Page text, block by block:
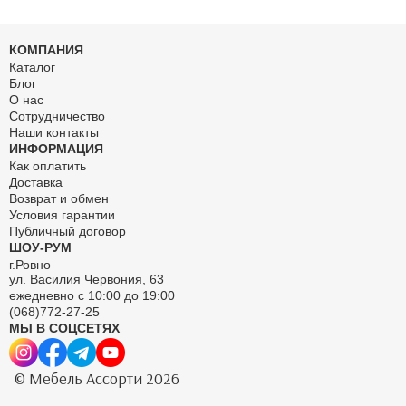
КОМПАНИЯ
Каталог
Блог
О нас
Сотрудничество
Наши контакты
ИНФОРМАЦИЯ
Как оплатить
Доставка
Возврат и обмен
Условия гарантии
Публичный договор
ШОУ-РУМ
г.Ровно
ул. Василия Червония, 63
ежедневно с 10:00 до 19:00
(068)772-27-25
МЫ В СОЦСЕТЯХ
© Мебель Ассорти 2026